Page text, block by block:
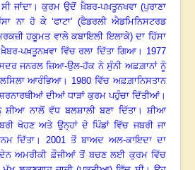
ਜਾਂਦਾ।ਕੁਰਮ ਉਦੋਂ ਖ਼ੈਬਰ-ਪਖ਼ਤੂਨਖਵਾ (ਪੁਰਾਣਾ
ਨਾ ਹੋ ਕੇ ‘ਫਾਟਾ’ (ਫੈਡਰਲੀ ਐਡਮਿਨਿਸਟਰਡ
ਹਕੂਮਤ ਵਾਲੇ ਕਬਾਇਲੀ ਇਲਾਕੇ) ਦਾ ਹਿੱਸਾ
ਖ਼ੈਬਰ-ਪਖ਼ਤੂਨਖ਼ਵਾ ਵਿੱਚ ਰਲਾ ਦਿੱਤਾ ਗਿਆ। 1977
ਸਦਰ ਜਨਰਲ ਜ਼ਿਆ-ਉਲ-ਹੱਕ ਨੇ ਸੁੰਨੀ ਅਫ਼ਗ਼ਾਨਾਂ ਨੂੰ
ਆਰੰਭਿਆ। 1980 ਵਿੱਚ ਅਫ਼ਗ਼ਾਨਿਸਤਾਨ
ਦੀਆਂ ਧਾੜਾਂ ਕੁਰਮ ਪਹੁੰਚਾ ਦਿੱਤੀਆਂ।
ਨਾਲੋਂ ਵੱਧ ਬਲਸ਼ਾਲੀ ਬਣਾ ਦਿੱਤਾ।ਸ਼ੀਆ
ਖੋਹਣ ਅਤੇ ਉਨ੍ਹਾਂ ਦੇ ਪਿੰਡਾਂ ਵਿੱਚ ਜਬਰੀ ਜਾ
ਦਿੱਤਾ ।2001 ਤੋਂ ਬਾਅਦ ਅਲ-ਕਾਇਦਾ ਦਾ
ਅਮਰੀਕੀ ਫ਼ੌਜੀਆਂ ਤੋਂ ਬਚਣ ਲਈ ਕੁਰਮ ਵਿੱਚ